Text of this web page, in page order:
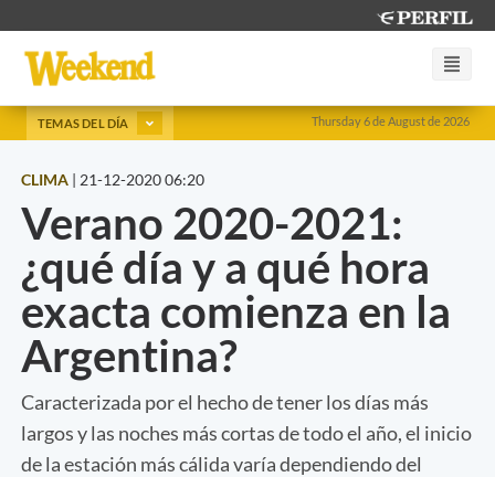
Thursday 6 de August de 2026
TEMAS DEL DÍA
CLIMA | 21-12-2020 06:20
Verano 2020-2021:
¿qué día y a qué hora
exacta comienza en la
Argentina?
Caracterizada por el hecho de tener los días más
largos y las noches más cortas de todo el año, el inicio
de la estación más cálida varía dependiendo del